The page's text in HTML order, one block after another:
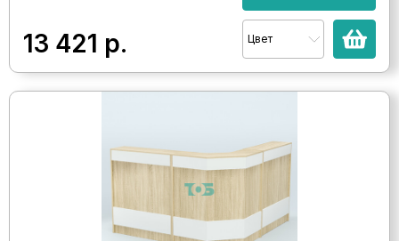
13 421 р. Цвет